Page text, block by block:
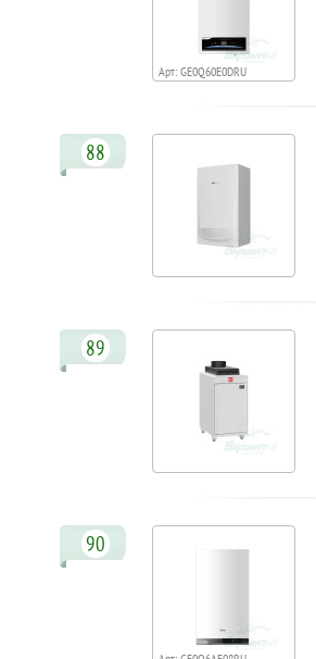
Арт: GE0Q60E0DRU
88
89
90